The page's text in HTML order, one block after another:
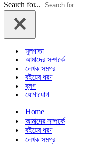
Search for...
মূলপাতা
আমাদের সম্পর্কে
লেখক সমগ্র
বইয়ের ধরণ
ব্লগ
যোগাযোগ
Home
আমাদের সম্পর্কে
বইয়ের ধরণ
লেখক সমগ্র